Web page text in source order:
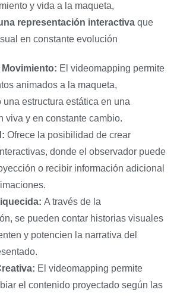
y vida a la maqueta,
representación interactiva que
en constante evolución
El videomapping permite
animados a la maqueta,
una estructura estática en una
viva y en constante cambio.
Ofrece la posibilidad de crear
donde el observador puede
o recibir información adicional
A través de la
se pueden contar historias visuales
y potencien la narrativa del
El videomapping permite
el contenido proyectado según las